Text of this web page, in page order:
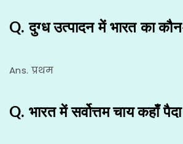
Q. दुग्ध उत्पादन में भारत का
Ans. प्रथम
Q. भारत में सर्वोत्तम चाय कहाँ